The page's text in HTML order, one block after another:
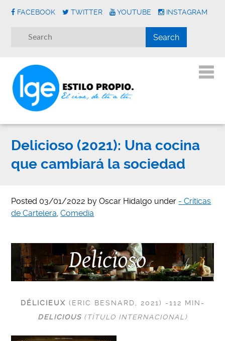
FACEBOOK TWITTER YOUTUBE INSTAGRAM
Delicioso (2021): Una cocina
que cambiará la sociedad
Posted 03/01/2022 byOscar Hidalgo under - Críticas
de Cartelera,Comedia
DÉLICIEUX ( ERIC BESNARD, 2021) -112 MIN-
DELICIOUS(TÍTULO INTERNACIONAL)